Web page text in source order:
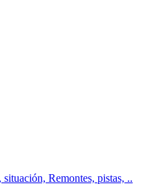
Remontes, pistas, ..